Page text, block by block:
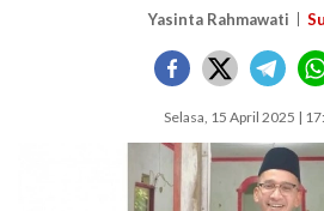
Yasinta Rahmawati
Selasa, 15 April 2025 |